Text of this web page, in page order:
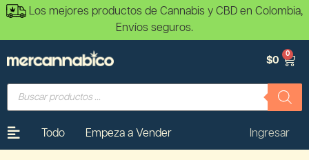
Los mejores productos de Cannabis y CBD en Colombia,
Envíos seguros.
$0
0
Todo Empeza a Vender Ingresar